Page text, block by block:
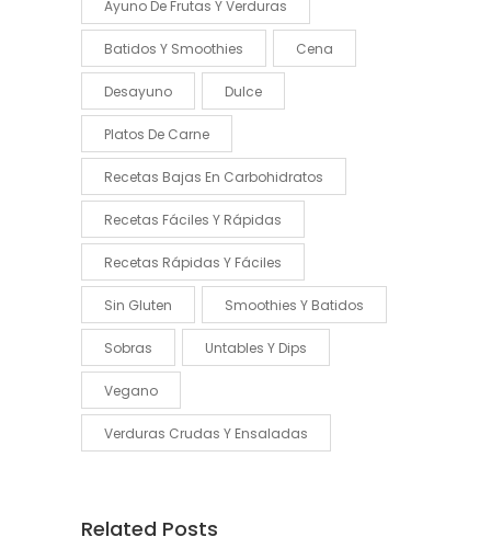
Ayuno De Frutas Y Verduras
Batidos Y Smoothies Cena
Desayuno Dulce
Platos De Carne
Recetas Bajas En Carbohidratos
Recetas Fáciles Y Rápidas
Recetas Rápidas Y Fáciles
Sin Gluten Smoothies Y Batidos
Sobras Untables Y Dips
Vegano
Verduras Crudas Y Ensaladas
Related Posts